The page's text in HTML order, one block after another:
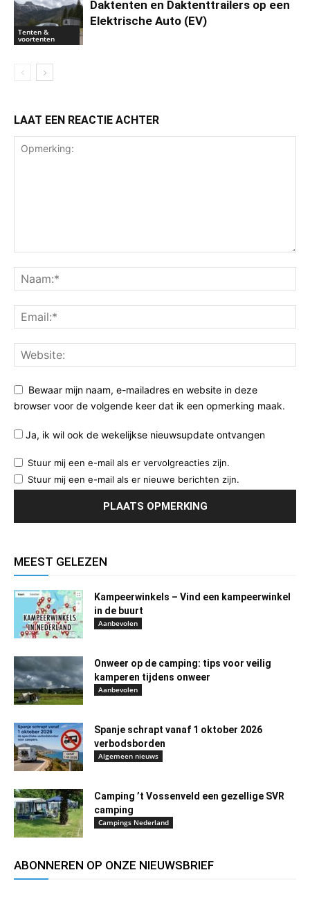
Tenten &
voortenten
Daktenten en Daktenttrailers op een
Elektrische Auto (EV)
LAAT EEN REACTIE ACHTER
Bewaar mijn naam, e-mailadres en website in deze
browser voor de volgende keer dat ik een opmerking maak.
Ja, ik wil ook de wekelijkse nieuwsupdate ontvangen
Stuur mij een e-mail als er vervolgreacties zijn.
Stuur mij een e-mail als er nieuwe berichten zijn.
MEEST GELEZEN
Kampeerwinkels – Vind een kampeerwinkel
in de buurt
Aanbevolen
Onweer op de camping: tips voor veilig
kamperen tijdens onweer
Aanbevolen
Spanje schrapt vanaf 1 oktober 2026
verbodsborden
Algemeen nieuws
Camping ’t Vossenveld een gezellige SVR
camping
Campings Nederland
ABONNEREN OP ONZE NIEUWSBRIEF